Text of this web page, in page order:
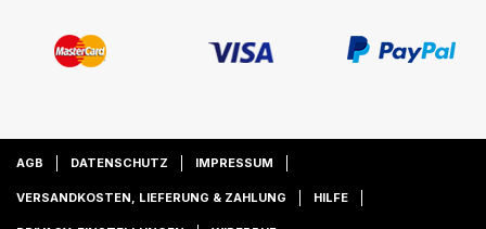
AGB DATENSCHUTZ IMPRESSUM
VERSANDKOSTEN, LIEFERUNG & ZAHLUNG HILFE